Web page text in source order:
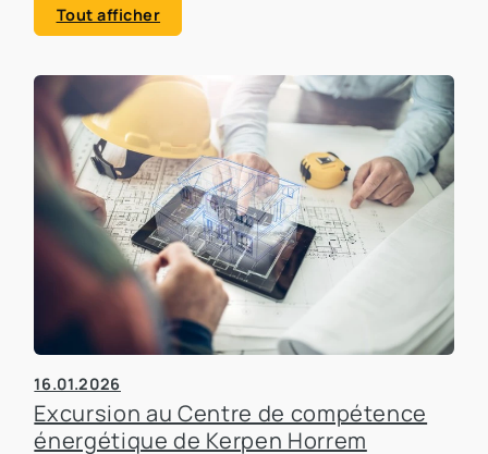
Tout afficher
16.01.2026
Excursion au Centre de compétence
énergétique de Kerpen Horrem